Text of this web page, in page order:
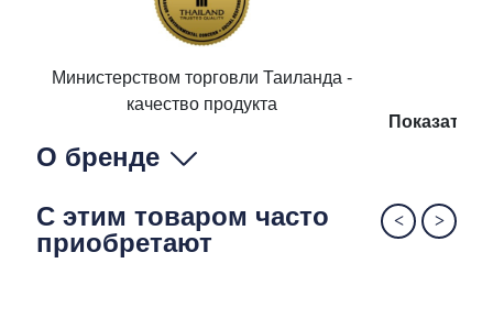
Министерством торговли Таиланда -
качество продукта
Показать
О бренде
С этим товаром часто
приобретают